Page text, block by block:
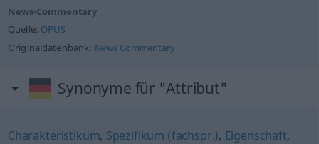
News-Commentary
Quelle: OPUS
Originaldatenbank: News Commentary
Synonyme für "Attribut"
Charakteristikum, Spezifikum (fachspr.), Eigenschaft,